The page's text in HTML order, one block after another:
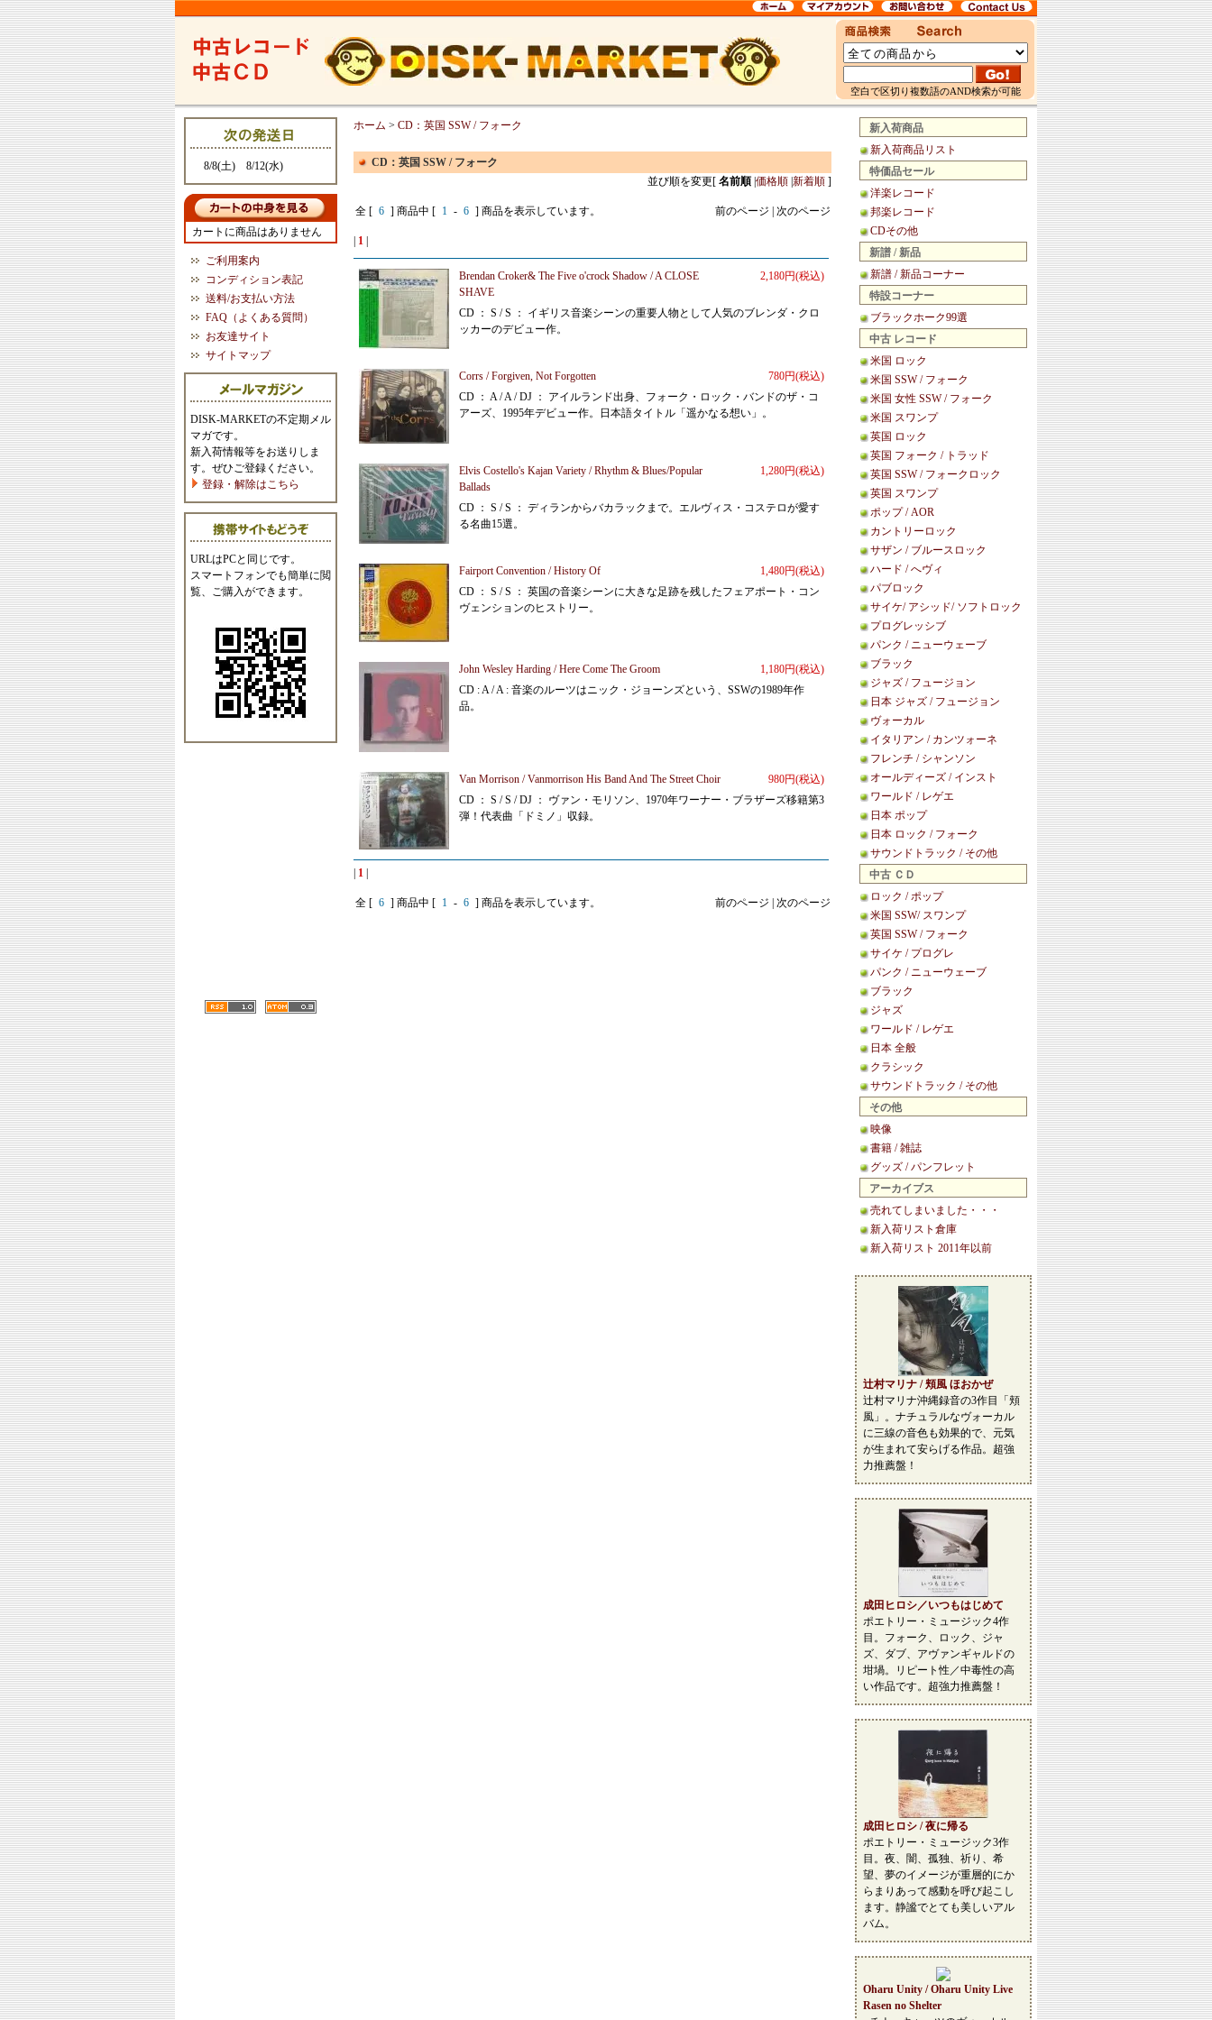
空白で区切り複数語のAND検索が可能
8/8(土) 8/12(水)
カートに商品はありません
ご利用案内
コンディション表記
送料/お支払い方法
FAQ（よくある質問）
お友達サイト
サイトマップ
DISK-MARKETの不定期メル
マガです。
新入荷情報等をお送りしま
す。ぜひご登録ください。
登録・解除はこちら
URLはPCと同じです。
スマートフォンでも簡単に閲
覧、ご購入ができます。
新入荷商品
新入荷商品リスト
特価品セール
洋楽レコード
邦楽レコード
CDその他
新譜 / 新品
新譜 / 新品コーナー
特設コーナー
ブラックホーク99選
中古 レコード
米国 ロック
米国 SSW / フォーク
米国 女性 SSW / フォーク
米国 スワンプ
英国 ロック
英国 フォーク / トラッド
英国 SSW / フォークロック
英国 スワンプ
ポップ / AOR
カントリーロック
サザン / ブルースロック
ハード / へヴィ
パブロック
サイケ/ アシッド/ ソフトロック
プログレッシブ
パンク / ニューウェーブ
ブラック
ジャズ / フュージョン
日本 ジャズ / フュージョン
ヴォーカル
イタリアン / カンツォーネ
フレンチ / シャンソン
オールディーズ / インスト
ワールド / レゲエ
日本 ポップ
日本 ロック / フォーク
サウンドトラック / その他
中古 ＣＤ
ロック / ポップ
米国 SSW/ スワンプ
英国 SSW / フォーク
サイケ / プログレ
パンク / ニューウェーブ
ブラック
ジャズ
ワールド / レゲエ
日本 全般
クラシック
サウンドトラック / その他
その他
映像
書籍 / 雑誌
グッズ / パンフレット
アーカイブス
売れてしまいました・・・
新入荷リスト倉庫
新入荷リスト 2011年以前
辻村マリナ / 頬風 ほおかぜ
辻村マリナ沖縄録音の3作目「頬
風」。ナチュラルなヴォーカル
に三線の音色も効果的で、元気
が生まれて安らげる作品。超強
力推薦盤！
成田ヒロシ／いつもはじめて
ポエトリー・ミュージック4作
目。フォーク、ロック、ジャ
ズ、ダブ、アヴァンギャルドの
坩堝。リピート性／中毒性の高
い作品です。超強力推薦盤！
成田ヒロシ / 夜に帰る
ポエトリー・ミュージック3作
目。夜、闇、孤独、祈り、希
望、夢のイメージが重層的にか
らまりあって感動を呼び起こし
ます。静謐でとても美しいアル
バム。
Oharu Unity / Oharu Unity Live
Rasen no Shelter
ホーム > CD：英国 SSW / フォーク
CD：英国 SSW / フォーク
並び順を変更[ 名前順 価格順 新着順 ]
全 [ 6 ] 商品中 [ 1 - 6 ] 商品を表示しています。 前のページ | 次のページ
1
2,180円(税込)
Brendan Croker& The Five o'crock Shadow / A CLOSE
SHAVE
CD ： S / S ： イギリス音楽シーンの重要人物として人気のブレンダ・クロ
ッカーのデビュー作。
780円(税込)
Corrs / Forgiven, Not Forgotten
CD ： A / A / DJ ： アイルランド出身、フォーク・ロック・バンドのザ・コ
アーズ、1995年デビュー作。日本語タイトル「遥かなる想い」。
1,280円(税込)
Elvis Costello's Kajan Variety / Rhythm & Blues/Popular
Ballads
CD ： S / S ： ディランからバカラックまで。エルヴィス・コステロが愛す
る名曲15選。
1,480円(税込)
Fairport Convention / History Of
CD ： S / S ： 英国の音楽シーンに大きな足跡を残したフェアポート・コン
ヴェンションのヒストリー。
1,180円(税込)
John Wesley Harding / Here Come The Groom
CD : A / A : 音楽のルーツはニック・ジョーンズという、SSWの1989年作
品。
980円(税込)
Van Morrison / Vanmorrison His Band And The Street Choir
CD ： S / S / DJ ： ヴァン・モリソン、1970年ワーナー・ブラザーズ移籍第3
弾！代表曲「ドミノ」収録。
1
全 [ 6 ] 商品中 [ 1 - 6 ] 商品を表示しています。 前のページ | 次のページ